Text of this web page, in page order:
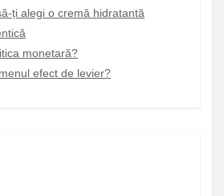
ți alegi o cremă hidratantă
monetară?
efect de levier?